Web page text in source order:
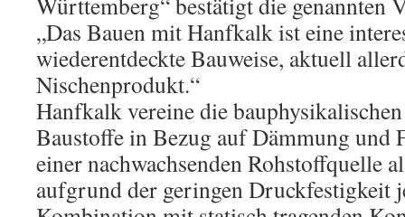
„Das Bauen mit Hanfkalk ist eine
wiederentdeckte Bauweise, aktuell
Nischenprodukt.“
Hanfkalk vereine die
Baustoffe in Bezug auf Dämmung und
einer nachwachsenden Rohstoffquelle
aufgrund der geringen Druckfestigkeit